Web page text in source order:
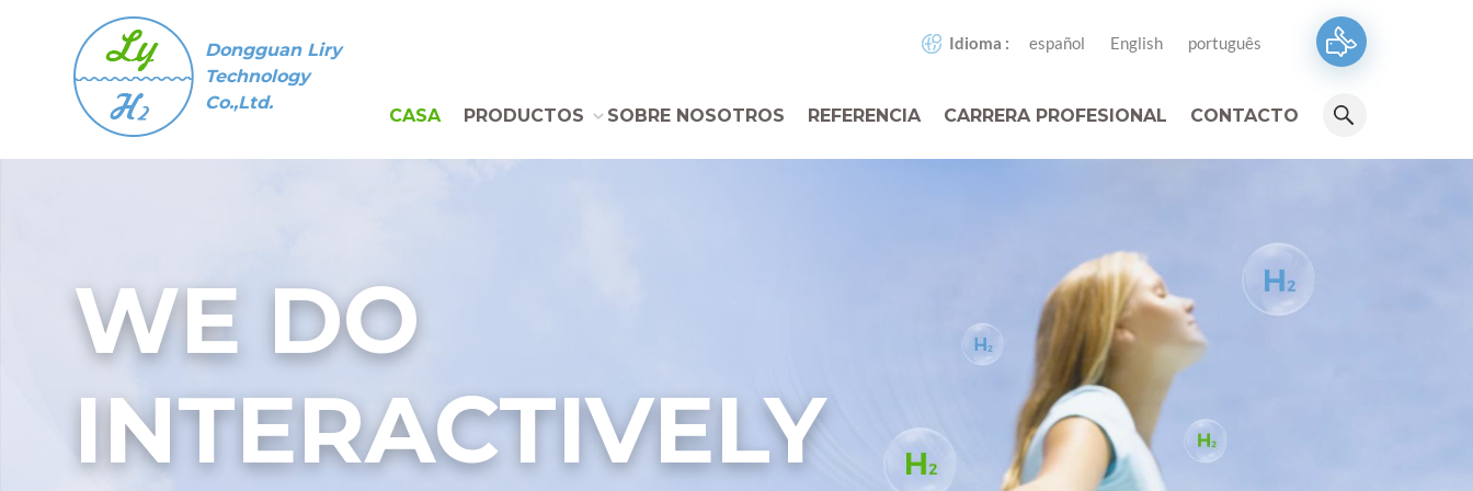
Dongguan Liry
Technology
Co.,Ltd.
Idioma : español English português
CASA PRODUCTOS SOBRE NOSOTROS REFERENCIA CARRERA PROFESIONAL CONTACTO